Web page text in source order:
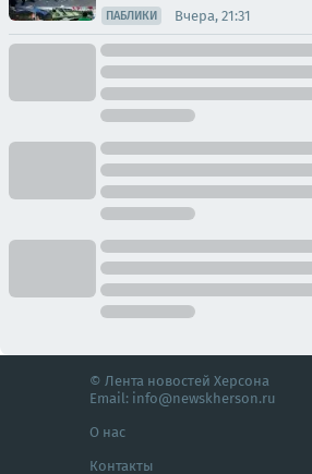
ПАБЛИКИ Вчера, 21:31
© Лента новостей Херсона
Email: info@newskherson.ru
О нас
Контакты